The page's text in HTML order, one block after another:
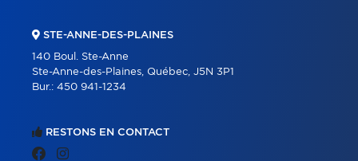
RESTONS EN CONTACT
STE-ANNE-DES-PLAINES
140 Boul. Ste-Anne
Ste-Anne-des-Plaines, Québec, J5N 3P1
Bur.: 450 941-1234